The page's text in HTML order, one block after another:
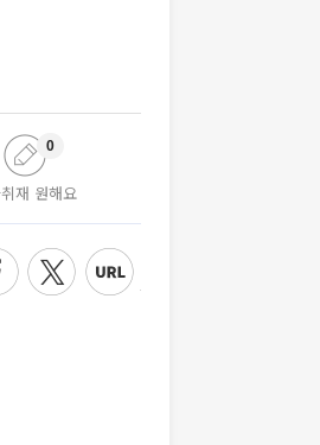
재 원해요
0